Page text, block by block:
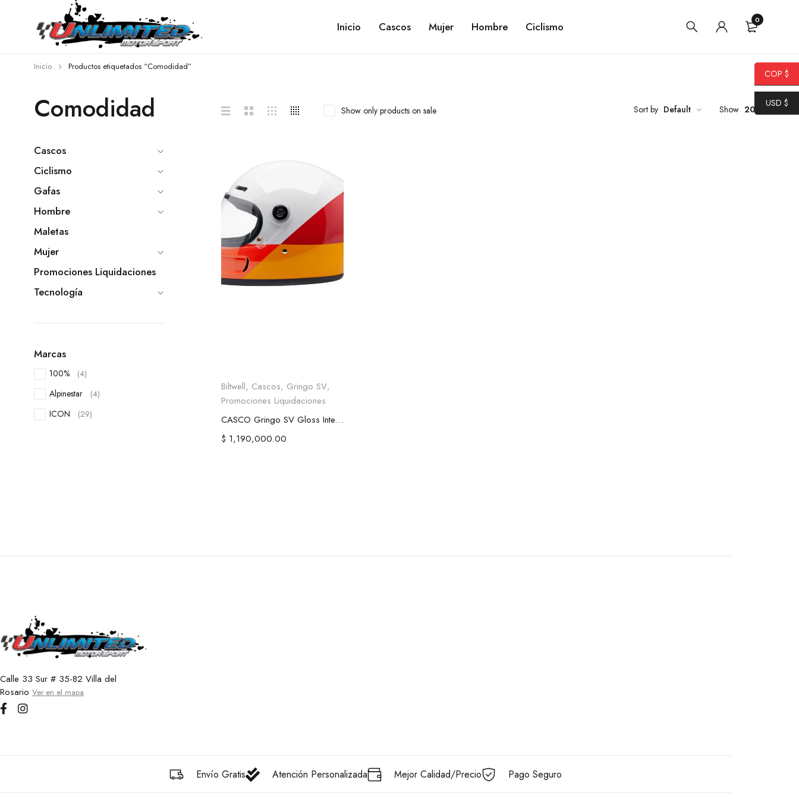
Inicio Cascos Mujer Hombre Ciclismo 0
Comodidad
Inicio Productos etiquetados “Comodidad”
Cascos
Ciclismo
Gafas
Hombre
Maletas
Mujer
Promociones Liquidaciones
Tecnología
Marcas
100% (4)
Alpinestar (4)
ICON (29)
Sort by Default
Show only products on sale Show 20
Seleccionar opciones
Biltwell, Cascos, Gringo SV,
Promociones Liquidaciones
CASCO Gringo SV Gloss Intersection Warm
$ 1,190,000.00
Calle 33 Sur # 35-82 Villa del
Rosario Ver en el mapa
Envío Gratis Atención Personalizada Mejor Calidad/Precio Pago Seguro
COP $
USD $